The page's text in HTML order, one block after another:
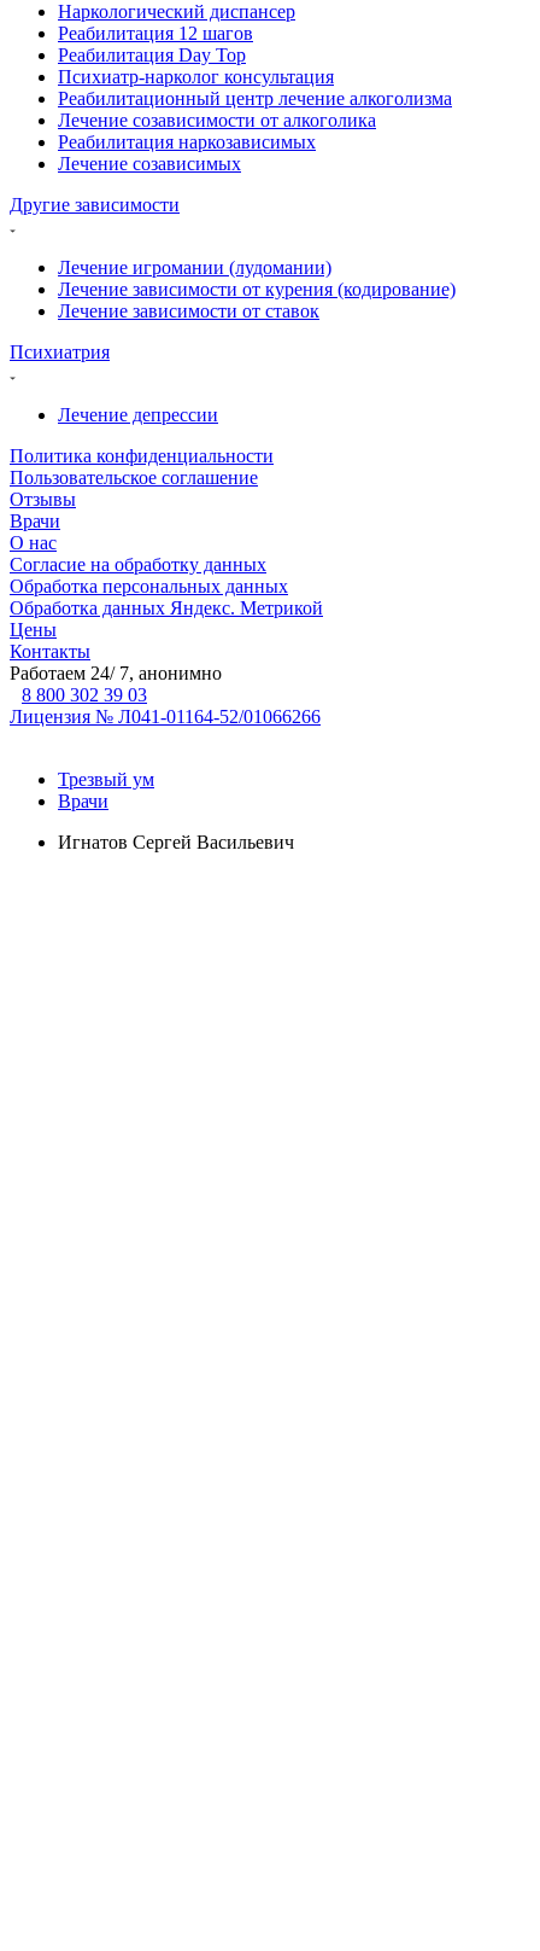
Наркологический диспансер
Реабилитация 12 шагов
Реабилитация Day Top
Психиатр-нарколог консультация
Реабилитационный центр лечение алкоголизма
Лечение созависимости от алкоголика
Реабилитация наркозависимых
Лечение созависимых
Другие зависимости
Лечение игромании (лудомании)
Лечение зависимости от курения (кодирование)
Лечение зависимости от ставок
Психиатрия
Лечение депрессии
Политика конфиденциальности
Пользовательское соглашение
Отзывы
Врачи
О нас
Согласие на обработку данных
Обработка персональных данных
Обработка данных Яндекс. Метрикой
Цены
Контакты
Работаем 24/ 7, анонимно
8 800 302 39 03
Лицензия № Л041-01164-52/01066266
Трезвый ум
Врачи
Игнатов Сергей Васильевич